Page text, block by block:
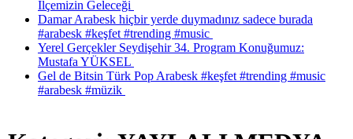
İlçemizin Geleceği
Damar Arabesk hiçbir yerde duymadınız sadece burada
#arabesk #keşfet #trending #music
Yerel Gerçekler Seydişehir 34. Program Konuğumuz:
Mustafa YÜKSEL
Gel de Bitsin Türk Pop Arabesk #keşfet #trending #music
#arabesk #müzik